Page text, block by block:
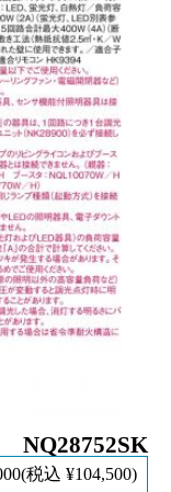
NQ28752SK
税込 ¥104,500)